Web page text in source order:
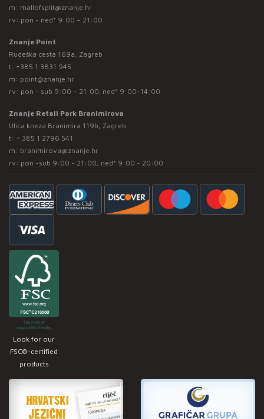
m: mallofsplit@znanje.hr
rv: pon - ned* 9:00 – 21:00
Znanje Point
Rudeška cesta 169a, Zagreb
t: +385 1 3831 945
m: point@znanje.hr
rv: pon - sub 9:00 – 21:00; ned* 9:00-14:00
Znanje Retail Park Branimirova
Ulica kneza Branimira 119b, Zagreb
t: + 385 1 2796 541
m: branimirova@znanje.hr
rv: pon -sub 9:00 - 21:00, ned* 9:00 - 20:00
Look for our
FSC®-certified
products